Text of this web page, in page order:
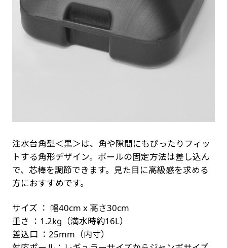
注水台角型＜黒＞は、角や隙間にもぴったりフィッ
トする角形デザイン。ポールの固定方法は差し込ん
で、芯棒を調節できます。見た目に高級感を求める
方におすすめです。
サイズ ： 幅40cm x 高さ30cm
重さ ：1.2kg（満水時約16L）
差込口 ：25mm（内寸）